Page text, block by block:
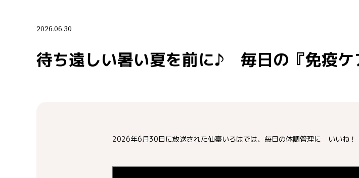
2026.06.30
待ち遠しい暑い夏を前に♪ 毎日の『免疫ケ
2026年6月30日に放送された仙臺いろはでは、毎日の体調管理に いいね！